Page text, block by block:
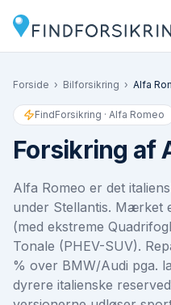
Forside › Bilforsikring › Alfa
FindForsikring · Alfa Romeo
Forsikring af
Alfa Romeo er det
under Stellantis. Mærket
(med ekstreme
Tonale (PHEV-SUV).
% over BMW/Audi pga.
dyrere italienske